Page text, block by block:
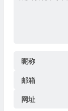
昵称
邮箱
网址